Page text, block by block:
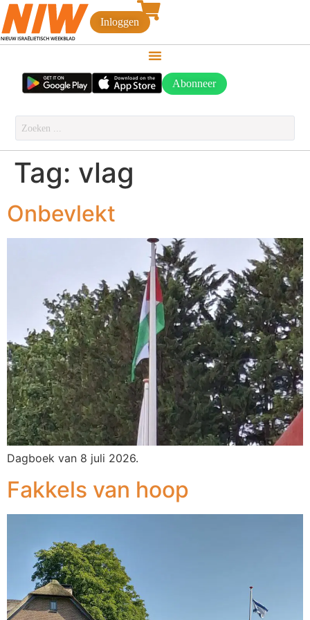
Inloggen
Abonneer
Tag: vlag
Onbevlekt
Dagboek van 8 juli 2026.
Fakkels van hoop